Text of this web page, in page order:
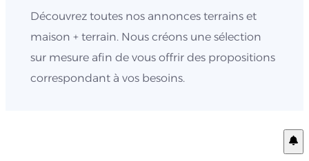
Découvrez toutes nos annonces terrains et
maison + terrain. Nous créons une sélection
sur mesure afin de vous offrir des propositions
correspondant à vos besoins.